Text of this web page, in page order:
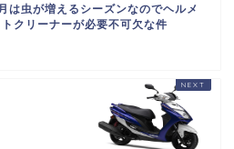
は虫が増えるシーズンなのでヘルメ
トクリーナーが必要不可欠な件